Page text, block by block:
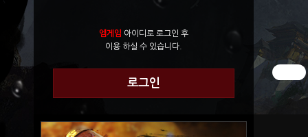
엠게임 아이디로 로그인 후
이용 하실 수 있습니다.
로그인